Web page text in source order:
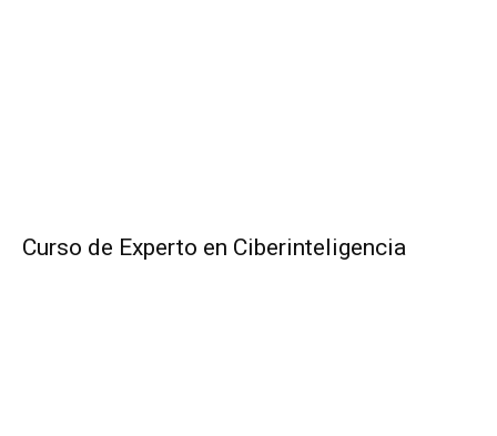
Curso de Experto en Ciberinteligencia